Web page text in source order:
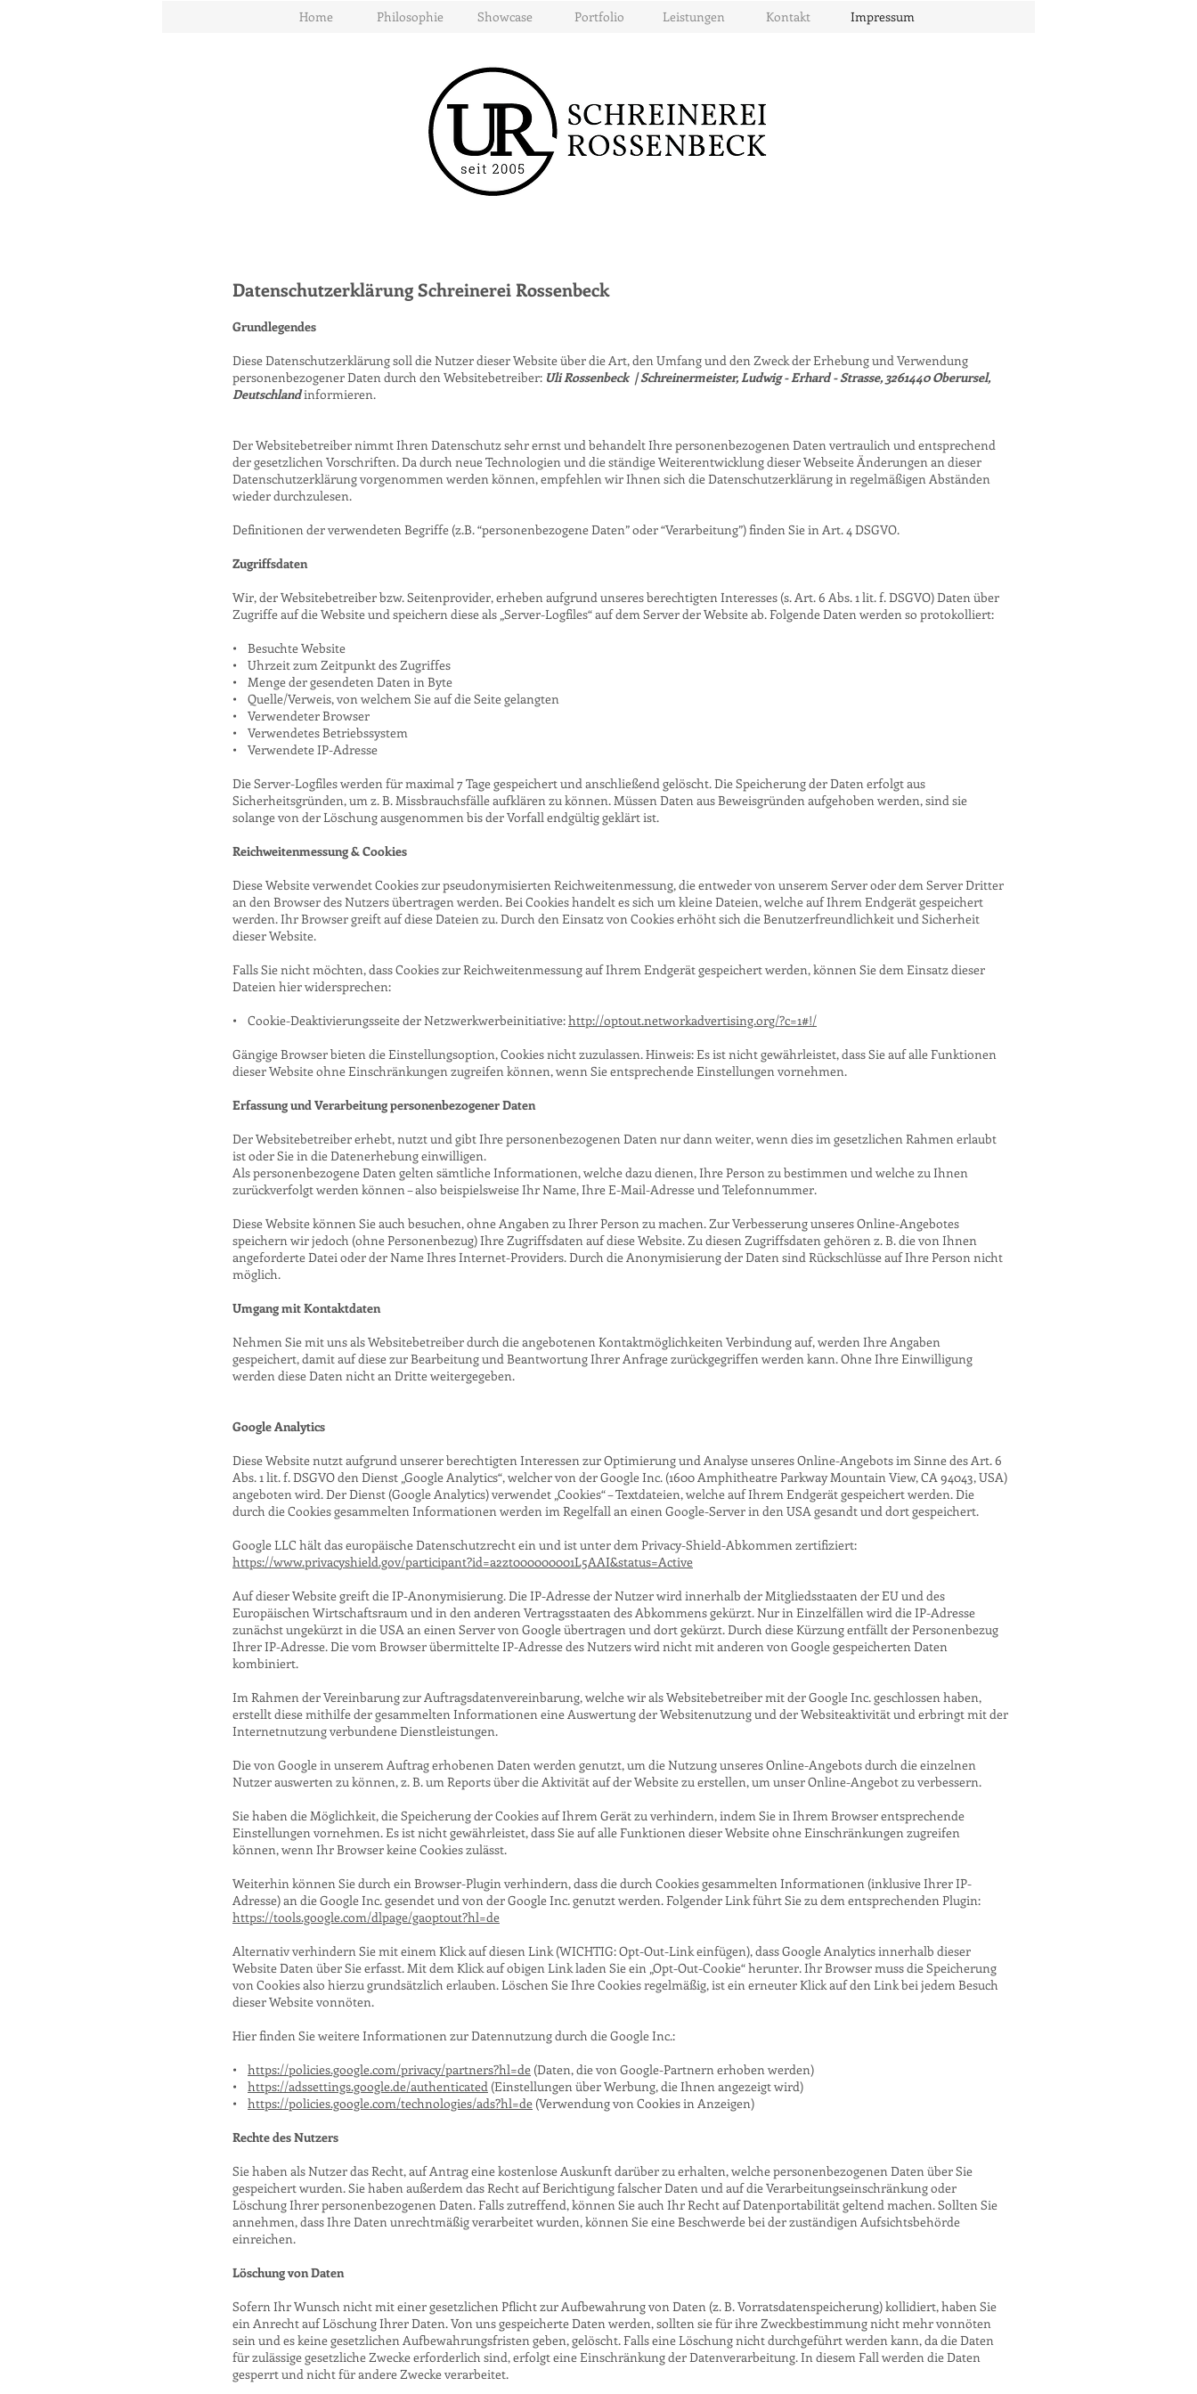
Home Philosophie Showcase Portfolio Leistungen Kontakt Impressum
Datenschutzerklärung Schreinerei Rossenbeck
Grundlegendes
Diese Datenschutzerklärung soll die Nutzer dieser Website über die Art, den Umfang und den Zweck der Erhebung und Verwendung
personenbezogener Daten durch den Websitebetreiber: Uli Rossenbeck | Schreinermeister,Ludwig - Erhard - Strasse, 3261440 Oberursel,
Deutschlandinformieren.
Der Websitebetreiber nimmt Ihren Datenschutz sehr ernst und behandelt Ihre personenbezogenen Daten vertraulich und entsprechend
der gesetzlichen Vorschriften. Da durch neue Technologien und die ständige Weiterentwicklung dieser Webseite Änderungen an dieser
Datenschutzerklärung vorgenommen werden können, empfehlen wir Ihnen sich die Datenschutzerklärung in regelmäßigen Abständen
wieder durchzulesen.
Definitionen der verwendeten Begriffe (z.B. “personenbezogene Daten” oder “Verarbeitung”) finden Sie in Art. 4 DSGVO.
Zugriffsdaten
Wir, der Websitebetreiber bzw. Seitenprovider, erheben aufgrund unseres berechtigten Interesses (s. Art. 6 Abs. 1 lit. f. DSGVO) Daten über
Zugriffe auf die Website und speichern diese als „Server-Logfiles“ auf dem Server der Website ab. Folgende Daten werden so protokolliert:
• Besuchte Website
• Uhrzeit zum Zeitpunkt des Zugriffes
• Menge der gesendeten Daten in Byte
• Quelle/Verweis, von welchem Sie auf die Seite gelangten
• Verwendeter Browser
• Verwendetes Betriebssystem
• Verwendete IP-Adresse
Die Server-Logfiles werden für maximal 7 Tage gespeichert und anschließend gelöscht. Die Speicherung der Daten erfolgt aus
Sicherheitsgründen, um z. B. Missbrauchsfälle aufklären zu können. Müssen Daten aus Beweisgründen aufgehoben werden, sind sie
solange von der Löschung ausgenommen bis der Vorfall endgültig geklärt ist.
Reichweitenmessung & Cookies
Diese Website verwendet Cookies zur pseudonymisierten Reichweitenmessung, die entweder von unserem Server oder dem Server Dritter
an den Browser des Nutzers übertragen werden. Bei Cookies handelt es sich um kleine Dateien, welche auf Ihrem Endgerät gespeichert
werden. Ihr Browser greift auf diese Dateien zu. Durch den Einsatz von Cookies erhöht sich die Benutzerfreundlichkeit und Sicherheit
dieser Website.
Falls Sie nicht möchten, dass Cookies zur Reichweitenmessung auf Ihrem Endgerät gespeichert werden, können Sie dem Einsatz dieser
Dateien hier widersprechen:
• Cookie-Deaktivierungsseite der Netzwerkwerbeinitiative:http://optout.networkadvertising.org/?c=1#!/
Gängige Browser bieten die Einstellungsoption, Cookies nicht zuzulassen. Hinweis: Es ist nicht gewährleistet, dass Sie auf alle Funktionen
dieser Website ohne Einschränkungen zugreifen können, wenn Sie entsprechende Einstellungen vornehmen.
Erfassung und Verarbeitung personenbezogener Daten
Der Websitebetreiber erhebt, nutzt und gibt Ihre personenbezogenen Daten nur dann weiter, wenn dies im gesetzlichen Rahmen erlaubt
ist oder Sie in die Datenerhebung einwilligen.
Als personenbezogene Daten gelten sämtliche Informationen, welche dazu dienen, Ihre Person zu bestimmen und welche zu Ihnen
zurückverfolgt werden können – also beispielsweise Ihr Name, Ihre E-Mail-Adresse und Telefonnummer.
Diese Website können Sie auch besuchen, ohne Angaben zu Ihrer Person zu machen. Zur Verbesserung unseres Online-Angebotes
speichern wir jedoch (ohne Personenbezug) Ihre Zugriffsdaten auf diese Website. Zu diesen Zugriffsdaten gehören z. B. die von Ihnen
angeforderte Datei oder der Name Ihres Internet-Providers. Durch die Anonymisierung der Daten sind Rückschlüsse auf Ihre Person nicht
möglich.
Umgang mit Kontaktdaten
Nehmen Sie mit uns als Websitebetreiber durch die angebotenen Kontaktmöglichkeiten Verbindung auf, werden Ihre Angaben
gespeichert, damit auf diese zur Bearbeitung und Beantwortung Ihrer Anfrage zurückgegriffen werden kann. Ohne Ihre Einwilligung
werden diese Daten nicht an Dritte weitergegeben.
Google Analytics
Diese Website nutzt aufgrund unserer berechtigten Interessen zur Optimierung und Analyse unseres Online-Angebots im Sinne des Art. 6
Abs. 1 lit. f. DSGVO den Dienst „Google Analytics“, welcher von der Google Inc. (1600 Amphitheatre Parkway Mountain View, CA 94043, USA)
angeboten wird. Der Dienst (Google Analytics) verwendet „Cookies“ – Textdateien, welche auf Ihrem Endgerät gespeichert werden. Die
durch die Cookies gesammelten Informationen werden im Regelfall an einen Google-Server in den USA gesandt und dort gespeichert.
Google LLC hält das europäische Datenschutzrecht ein und ist unter dem Privacy-Shield-Abkommen zertifiziert:
https://www.privacyshield.gov/participant?id=a2zt000000001L5AAI&status=Active
Auf dieser Website greift die IP-Anonymisierung. Die IP-Adresse der Nutzer wird innerhalb der Mitgliedsstaaten der EU und des
Europäischen Wirtschaftsraum und in den anderen Vertragsstaaten des Abkommens gekürzt. Nur in Einzelfällen wird die IP-Adresse
zunächst ungekürzt in die USA an einen Server von Google übertragen und dort gekürzt. Durch diese Kürzung entfällt der Personenbezug
Ihrer IP-Adresse. Die vom Browser übermittelte IP-Adresse des Nutzers wird nicht mit anderen von Google gespeicherten Daten
kombiniert.
Im Rahmen der Vereinbarung zur Auftragsdatenvereinbarung, welche wir als Websitebetreiber mit der Google Inc. geschlossen haben,
erstellt diese mithilfe der gesammelten Informationen eine Auswertung der Websitenutzung und der Websiteaktivität und erbringt mit der
Internetnutzung verbundene Dienstleistungen.
Die von Google in unserem Auftrag erhobenen Daten werden genutzt, um die Nutzung unseres Online-Angebots durch die einzelnen
Nutzer auswerten zu können, z. B. um Reports über die Aktivität auf der Website zu erstellen, um unser Online-Angebot zu verbessern.
Sie haben die Möglichkeit, die Speicherung der Cookies auf Ihrem Gerät zu verhindern, indem Sie in Ihrem Browser entsprechende
Einstellungen vornehmen. Es ist nicht gewährleistet, dass Sie auf alle Funktionen dieser Website ohne Einschränkungen zugreifen
können, wenn Ihr Browser keine Cookies zulässt.
Weiterhin können Sie durch ein Browser-Plugin verhindern, dass die durch Cookies gesammelten Informationen (inklusive Ihrer IP-
Adresse) an die Google Inc. gesendet und von der Google Inc. genutzt werden. Folgender Link führt Sie zu dem entsprechenden Plugin:
https://tools.google.com/dlpage/gaoptout?hl=de
Alternativ verhindern Sie mit einem Klick auf diesen Link (WICHTIG: Opt-Out-Link einfügen), dass Google Analytics innerhalb dieser
Website Daten über Sie erfasst. Mit dem Klick auf obigen Link laden Sie ein „Opt-Out-Cookie“ herunter. Ihr Browser muss die Speicherung
von Cookies also hierzu grundsätzlich erlauben. Löschen Sie Ihre Cookies regelmäßig, ist ein erneuter Klick auf den Link bei jedem Besuch
dieser Website vonnöten.
Hier finden Sie weitere Informationen zur Datennutzung durch die Google Inc.:
• https://policies.google.com/privacy/partners?hl=de (Daten, die von Google-Partnern erhoben werden)
• https://adssettings.google.de/authenticated (Einstellungen über Werbung, die Ihnen angezeigt wird)
• https://policies.google.com/technologies/ads?hl=de (Verwendung von Cookies in Anzeigen)
Rechte des Nutzers
Sie haben als Nutzer das Recht, auf Antrag eine kostenlose Auskunft darüber zu erhalten, welche personenbezogenen Daten über Sie
gespeichert wurden. Sie haben außerdem das Recht auf Berichtigung falscher Daten und auf die Verarbeitungseinschränkung oder
Löschung Ihrer personenbezogenen Daten. Falls zutreffend, können Sie auch Ihr Recht auf Datenportabilität geltend machen. Sollten Sie
annehmen, dass Ihre Daten unrechtmäßig verarbeitet wurden, können Sie eine Beschwerde bei der zuständigen Aufsichtsbehörde
einreichen.
Löschung von Daten
Sofern Ihr Wunsch nicht mit einer gesetzlichen Pflicht zur Aufbewahrung von Daten (z. B. Vorratsdatenspeicherung) kollidiert, haben Sie
ein Anrecht auf Löschung Ihrer Daten. Von uns gespeicherte Daten werden, sollten sie für ihre Zweckbestimmung nicht mehr vonnöten
sein und es keine gesetzlichen Aufbewahrungsfristen geben, gelöscht. Falls eine Löschung nicht durchgeführt werden kann, da die Daten
für zulässige gesetzliche Zwecke erforderlich sind, erfolgt eine Einschränkung der Datenverarbeitung. In diesem Fall werden die Daten
gesperrt und nicht für andere Zwecke verarbeitet.